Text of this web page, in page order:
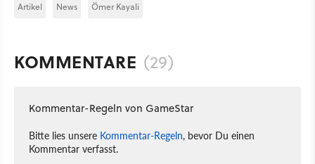
Artikel News Ömer Kayali
KOMMENTARE (29)
Kommentar-Regeln von GameStar
Bitte lies unsere Kommentar-Regeln, bevor Du einen
Kommentar verfasst.